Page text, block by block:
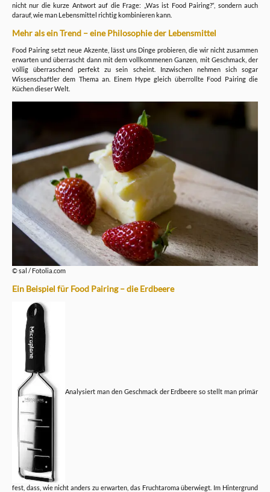
nicht nur die kurze Antwort auf die Frage: „Was ist Food Pairing?“, sondern auch
darauf, wie man Lebensmittel richtig kombinieren kann.
Mehr als ein Trend – eine Philosophie der Lebensmittel
Food Pairing setzt neue Akzente, lässt uns Dinge probieren, die wir nicht zusammen
erwarten und überrascht dann mit dem vollkommenen Ganzen, mit Geschmack, der
völlig überraschend perfekt zu sein scheint. Inzwischen nehmen sich sogar
Wissenschaftler dem Thema an. Einem Hype gleich überrollte Food Pairing die
Küchen dieser Welt.
© sal / Fotolia.com
Ein Beispiel für Food Pairing – die Erdbeere
Analysiert man den Geschmack der Erdbeere so stellt man primär
fest, dass, wie nicht anders zu erwarten, das Fruchtaroma überwiegt. Im Hintergrund